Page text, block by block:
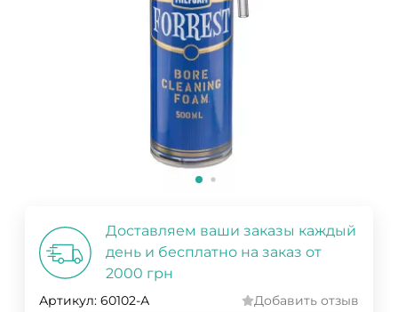
Доставляем ваши заказы каждый
день и бесплатно на заказ от
2000 грн
Артикул: 60102-А Добавить отзыв